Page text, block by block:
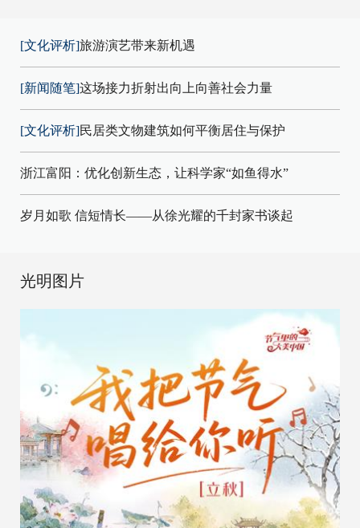
[文化评析]旅游演艺带来新机遇
[新闻随笔]这场接力折射出向上向善社会力量
[文化评析]民居类文物建筑如何平衡居住与保护
浙江富阳：优化创新生态，让科学家“如鱼得水”
岁月如歌 信短情长——从徐光耀的千封家书谈起
光明图片